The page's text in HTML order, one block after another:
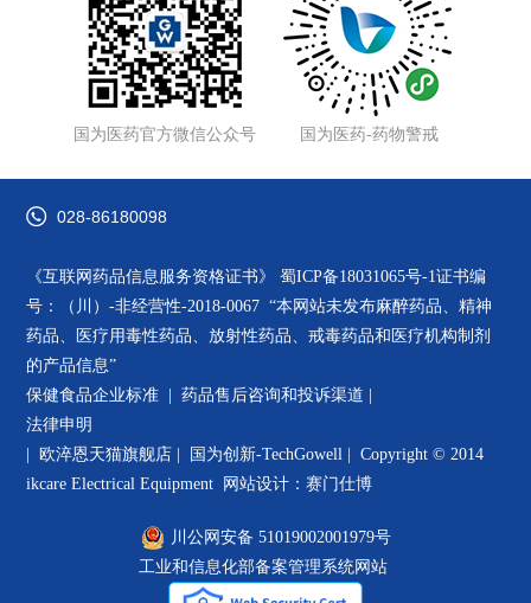
国为医药官方微信公众号 国为医药-药物警戒
028-86180098
《互联网药品信息服务资格证书》蜀ICP备18031065号-1证书编
号：（川）-非经营性-2018-0067 “本网站未发布麻醉药品、精神
药品、医疗用毒性药品、放射性药品、戒毒药品和医疗机构制剂
的产品信息”
保健食品企业标准 |
药品售后咨询和投诉渠道
法律申明
欧淬恩天猫旗舰店 国为创新-TechGowell |Copyright © 2014
ikcare Electrical Equipment
网站设计：赛门仕博
川公网安备 51019002001979号
工业和信息化部备案管理系统网站